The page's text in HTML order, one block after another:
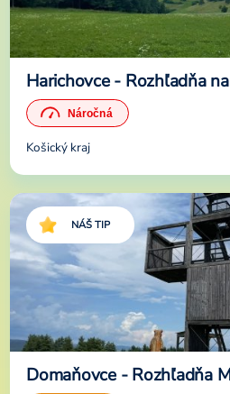
Harichovce - Rozhľadňa
Košický kraj
NÁŠ TIP
Domaňovce - Rozhľadňa